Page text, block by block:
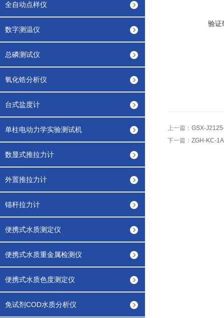
全自动点样仪
数字测温仪
总磷测试仪
氧化锆分析仪
台式盐度计
单柱电动力学实验测试机
数显式推拉力计
外置推拉力计
锚杆拉力计
便携式水质测定仪
便携式水质重金属检测仪
便携式水质色度测定仪
免试剂COD水质分析仪
验证
上一篇： GSX-
下一篇： ZGH-KC-